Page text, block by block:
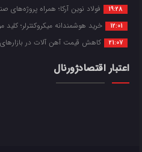
19:28 فولاد نوین آرکا؛ همراه پروژه‌های
12:01 خرید هوشمندانه میکروکنترلر؛ کلید
21:07 کاهش قیمت آهن آلات در
اعتبار اقتصادژورنال